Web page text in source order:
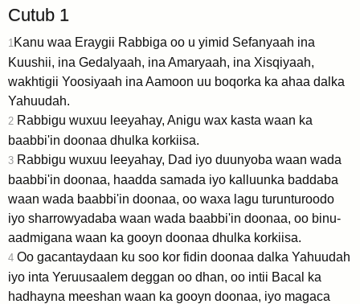
Cutub 1
1 Kanu waa Eraygii Rabbiga oo u yimid Sefanyaah ina
Kuushii, ina Gedalyaah, ina Amaryaah, ina Xisqiyaah,
wakhtigii Yoosiyaah ina Aamoon uu boqorka ka ahaa dalka
Yahuudah.
2 Rabbigu wuxuu leeyahay, Anigu wax kasta waan ka
baabbi'in doonaa dhulka korkiisa.
3 Rabbigu wuxuu leeyahay, Dad iyo duunyoba waan wada
baabbi'in doonaa, haadda samada iyo kalluunka baddaba
waan wada baabbi'in doonaa, oo waxa lagu turunturoodo
iyo sharrowyadaba waan wada baabbi'in doonaa, oo binu-
aadmigana waan ka gooyn doonaa dhulka korkiisa.
4 Oo gacantaydaan ku soo kor fidin doonaa dalka Yahuudah
iyo inta Yeruusaalem deggan oo dhan, oo intii Bacal ka
hadhayna meeshan waan ka gooyn doonaa, iyo magaca